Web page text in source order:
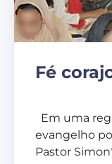
Fé
Em uma
evangelho
Pastor